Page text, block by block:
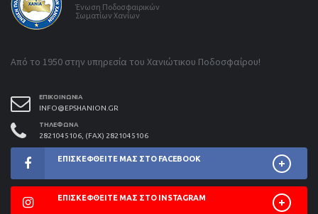
Ένωση Ποδοσφαιρικών
Σωματίων Χανίων
Από το 1950 στην υπηρεσία του Χανιώτικου Ποδοσφαίρου!
ΕΠΙΚΟΙΝΩΝΊΑ
INFO@EPSHANION.GR
ΤΗΛΈΦΩΝΑ
2821045106, (FAX) 2821045106
ΕΠΙΣΚΕΦΘΕΊΤΕ ΜΑΣ ΣΤΟ FACEBOOK
ΕΠΙΣΚΕΦΘΕΊΤΕ ΜΑΣ ΣΤΟ INSTAGRAM